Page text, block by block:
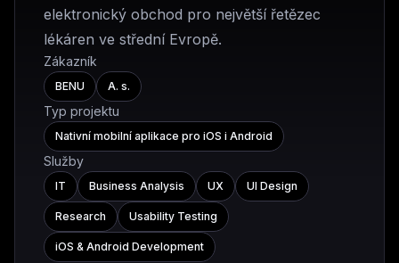
elektronický obchod pro největší řetězec
lékáren ve střední Evropě.
Zákazník
BENU A. s.
Typ projektu
Nativní mobilní aplikace pro iOS i Android
Služby
IT Business Analysis UX UI Design
Research Usability Testing
iOS & Android Development